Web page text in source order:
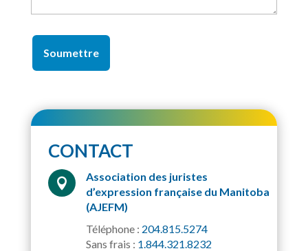
CONTACT

Association des juristes
d’expression française du Manitoba
(AJEFM)
Téléphone : 204.815.5274
Sans frais : 1.844.321.8232